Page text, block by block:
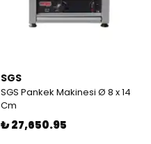
SGS
SGS Pankek Makinesi Ø 8 x 14
Cm
₺ 27,650.95